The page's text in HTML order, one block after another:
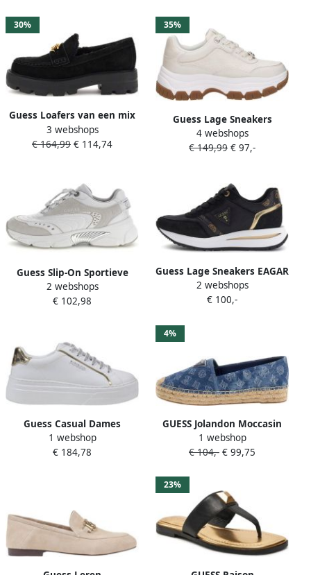
30%
Guess Loafers van een mix
van leer en textiel model
'YANIKAY'
3 webshops
€ 164,99 € 114,74
35%
Guess Lage Sneakers
BERRETT2 FLFBRT PEL12
4 webshops
€ 149,99 € 97,-
Guess Slip-On Sportieve
Vetersneakers
2 webshops
€ 102,98
Guess Lage Sneakers EAGAR
FLPEAG FAL12
2 webshops
€ 100,-
Guess Casual Dames
Sneakers Collectie White
Dames
1 webshop
€ 184,78
4%
GUESS Jolandon Moccasin
Dames Blauw
1 webshop
€ 104,- € 99,75
23%